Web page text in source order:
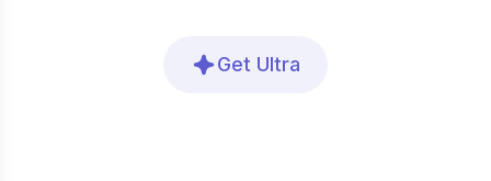
Get Ultra